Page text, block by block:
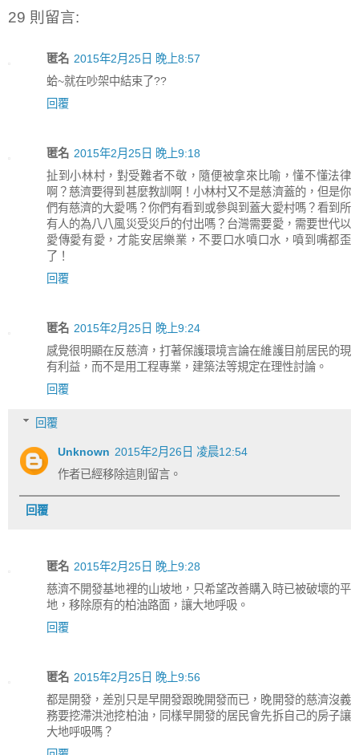
29 則留言:
匿名 2015年2月25日 晚上8:57
蛤~就在吵架中結束了??
回覆
匿名 2015年2月25日 晚上9:18
扯到小林村，對受難者不敬，隨便被拿來比喻，懂不懂法律
啊？慈濟要得到甚麼教訓啊！小林村又不是慈濟蓋的，但是你
們有慈濟的大愛嗎？你們有看到或參與到蓋大愛村嗎？看到所
有人的為八八風災受災戶的付出嗎？台灣需要愛，需要世代以
愛傳愛有愛，才能安居樂業，不要口水噴口水，噴到嘴都歪
了！
回覆
匿名 2015年2月25日 晚上9:24
感覺很明顯在反慈濟，打著保護環境言論在維護目前居民的現
有利益，而不是用工程專業，建築法等規定在理性討論。
回覆
回覆
Unknown 2015年2月26日 凌晨12:54
作者已經移除這則留言。
回覆
匿名 2015年2月25日 晚上9:28
慈濟不開發基地裡的山坡地，只希望改善購入時已被破壞的平
地，移除原有的柏油路面，讓大地呼吸。
回覆
匿名 2015年2月25日 晚上9:56
都是開發，差別只是早開發跟晚開發而已，晚開發的慈濟沒義
務要挖滯洪池挖柏油，同樣早開發的居民會先拆自己的房子讓
大地呼吸嗎？